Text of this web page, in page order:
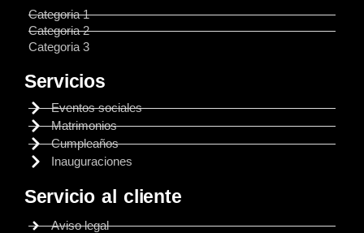
Categoria 1
Categoria 2
Categoria 3
Servicios
Eventos sociales
Matrimonios
Cumpleaños
Inauguraciones
Servicio al cliente
Aviso legal